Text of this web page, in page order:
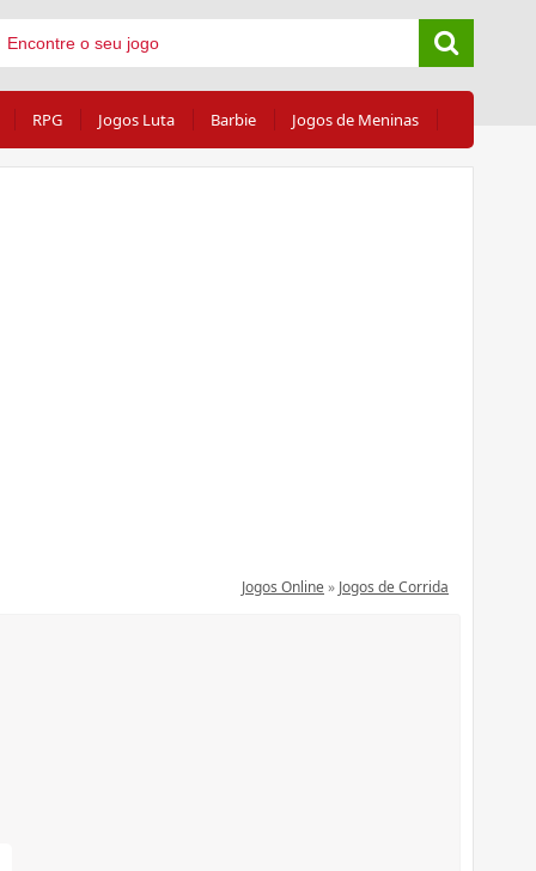
RPG Jogos Luta Barbie Jogos de Meninas
Jogos Online» Jogos de Corrida